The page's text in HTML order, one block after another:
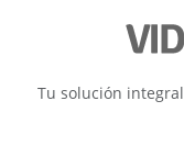
Tu solución